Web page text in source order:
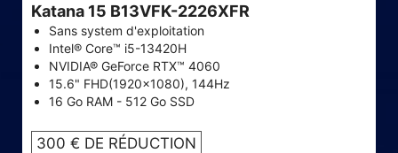
Katana 15 B13VFK-2226XFR
Sans system d'exploitation
Intel® Core™ i5-13420H
NVIDIA® GeForce RTX™ 4060
15.6" FHD(1920x1080), 144Hz
16 Go RAM - 512 Go SSD
300 € DE RÉDUCTION